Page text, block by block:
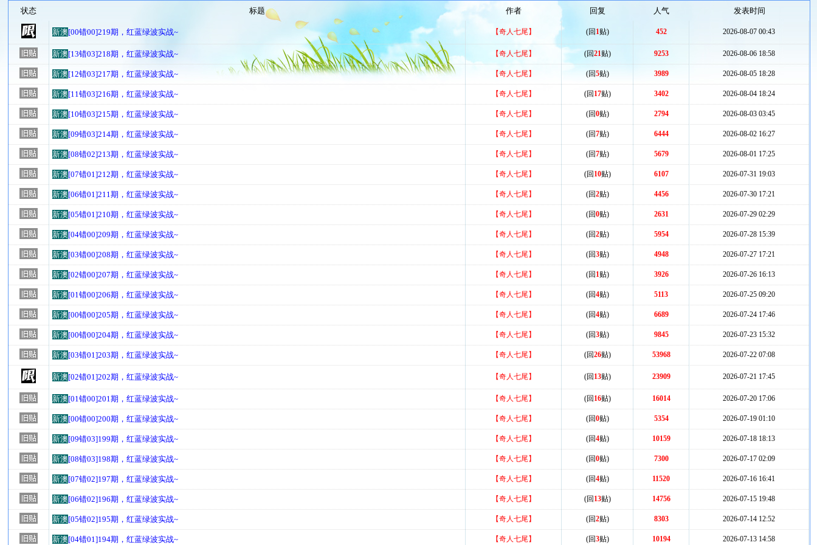
状态 标题 作者 回复 人气 发表时间
新澳[00错00]219期，红蓝绿波实战~ 【奇人七尾】 (回 1贴) 452 2026-08-07 00:43
新澳[13错03]218期，红蓝绿波实战~ 【奇人七尾】 (回21贴) 9253 2026-08-06 18:58
新澳[12错03]217期，红蓝绿波实战~ 【奇人七尾】 (回5贴) 3989 2026-08-05 18:28
新澳[11错03]216期，红蓝绿波实战~ 【奇人七尾】 (回 17贴) 3402 2026-08-04 18:24
新澳[10错03]215期，红蓝绿波实战~ 【奇人七尾】 (回0贴) 2794 2026-08-03 03:45
新澳[09错03]214期，红蓝绿波实战~ 【奇人七尾】 (回7贴) 6444 2026-08-02 16:27
新澳[08错02]213期，红蓝绿波实战~ 【奇人七尾】 (回7贴) 5679 2026-08-01 17:25
新澳[07错01]212期，红蓝绿波实战~ 【奇人七尾】 (回 10贴) 6107 2026-07-31 19:03
新澳[06错01]211期，红蓝绿波实战~ 【奇人七尾】 (回2贴) 4456 2026-07-30 17:21
新澳[05错01]210期，红蓝绿波实战~ 【奇人七尾】 (回0贴) 2631 2026-07-29 02:29
新澳[04错00]209期，红蓝绿波实战~ 【奇人七尾】 (回2贴) 5954 2026-07-28 15:39
新澳[03错00]208期，红蓝绿波实战~ 【奇人七尾】 (回3贴) 4948 2026-07-27 17:21
新澳[02错00]207期，红蓝绿波实战~ 【奇人七尾】 (回 1贴) 3926 2026-07-26 16:13
新澳[01错00]206期，红蓝绿波实战~ 【奇人七尾】 (回4贴) 5113 2026-07-25 09:20
新澳[00错00]205期，红蓝绿波实战~ 【奇人七尾】 (回4贴) 6689 2026-07-24 17:46
新澳[00错00]204期，红蓝绿波实战~ 【奇人七尾】 (回3贴) 9845 2026-07-23 15:32
新澳[03错01]203期，红蓝绿波实战~ 【奇人七尾】 (回26贴) 53968 2026-07-22 07:08
新澳[02错01]202期，红蓝绿波实战~ 【奇人七尾】 (回 13贴) 23909 2026-07-21 17:45
新澳[01错00]201期，红蓝绿波实战~ 【奇人七尾】 (回 16贴) 16014 2026-07-20 17:06
新澳[00错00]200期，红蓝绿波实战~ 【奇人七尾】 (回0贴) 5354 2026-07-19 01:10
新澳[09错03]199期，红蓝绿波实战~ 【奇人七尾】 (回4贴) 10159 2026-07-18 18:13
新澳[08错03]198期，红蓝绿波实战~ 【奇人七尾】 (回0贴) 7300 2026-07-17 02:09
新澳[07错02]197期，红蓝绿波实战~ 【奇人七尾】 (回4贴) 11520 2026-07-16 16:41
新澳[06错02]196期，红蓝绿波实战~ 【奇人七尾】 (回 13贴) 14756 2026-07-15 19:48
新澳[05错02]195期，红蓝绿波实战~ 【奇人七尾】 (回2贴) 8303 2026-07-14 12:52
新澳[04错01]194期，红蓝绿波实战~ 【奇人七尾】 (回3贴) 10194 2026-07-13 14:58